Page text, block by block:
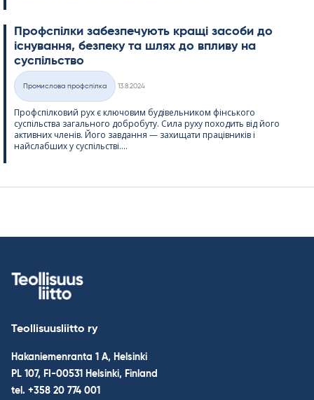
Профспілки забезпечують кращі засоби до
існування, безпеку та шлях до впливу на
суспільство
Категорії
Промислова профспілка
13.8.2024
Профспілковий рух є ключовим будівельником фінського
суспільства загального добробуту. Сила руху походить від його
активних членів. Його завдання — захищати працівників і
найслабших у суспільстві....
Teollisuusliitto ry
Hakaniemenranta 1 A, Helsinki
PL 107, FI-00531 Helsinki, Finland
tel. +358 20 774 001